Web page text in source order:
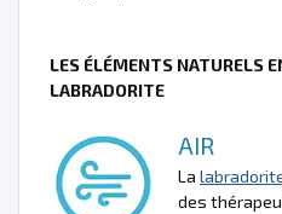
LES ÉLÉMENTS NATURELS
LABRADORITE
AIR
La
des